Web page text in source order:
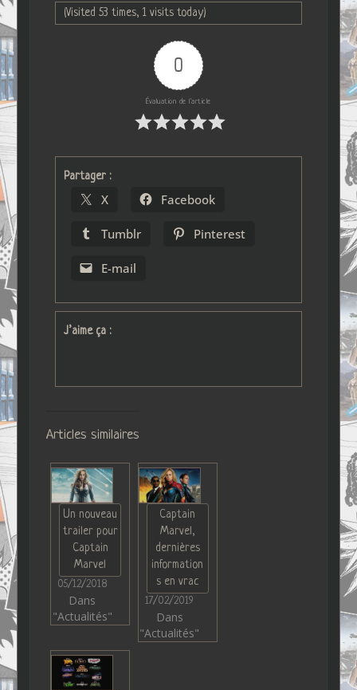
(Visited 53 times, 1 visits today)
0
Évaluation de l'article
Partager :
X Facebook
Tumblr Pinterest
E-mail
J’aime ça :
Articles similaires
Un nouveau
trailer pour
Captain
Marvel
05/12/2018
Dans
"Actualités"
Captain
Marvel,
dernières
information
s en vrac
17/02/2019
Dans
"Actualités"